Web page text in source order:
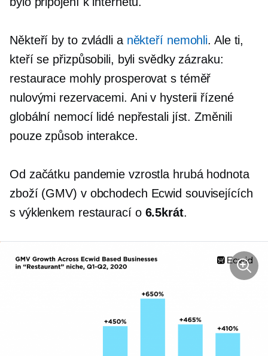
Někteří by to zvládli a někteří nemohli. Ale ti,
kteří se přizpůsobili, byli svědky zázraku:
restaurace mohly prosperovat s téměř
nulovými rezervacemi. Ani v hysterii řízené
globální nemocí lidé nepřestali jíst. Změnili
pouze způsob interakce.
Od začátku pandemie vzrostla hrubá hodnota
zboží (GMV) v obchodech Ecwid souvisejících
s výklenkem restaurací o 6.5krát.